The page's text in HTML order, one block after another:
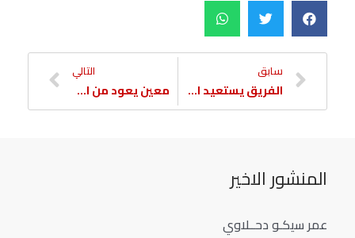
سابق
الفريق يستعيد الثنائي بعد انتهاء الإعارة
التالي
معين يعود من الاعارة وينضم للتدريبات
المنشور الاخير
عمر سيكـو دحــلاوي